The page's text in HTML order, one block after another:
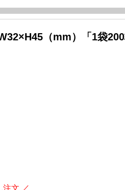
（mm）「1袋200